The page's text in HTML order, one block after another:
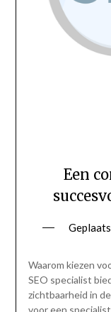
Een
Waarom kiezen
SEO specialist
zichtbaarheid in